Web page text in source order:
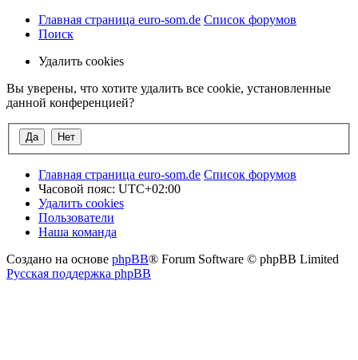
Главная страница euro-som.de Список форумов
Поиск
Удалить cookies
Вы уверены, что хотите удалить все cookie, установленные
данной конференцией?
Главная страница euro-som.de Список форумов
Часовой пояс: UTC+02:00
Удалить cookies
Пользователи
Наша команда
Создано на основе phpBB® Forum Software © phpBB Limited
Русская поддержка phpBB